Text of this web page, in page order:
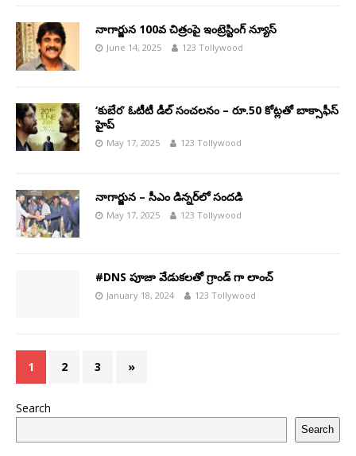
నాగార్జున 100వ చిత్రంపై ఇంట్రెస్టింగ్ న్యూస్
June 14, 2025 123 Tollywood
‘కుబేర’ ఓటీటీ డీల్ సంచలనం – రూ.50 కోట్లతో బాక్సాఫీస్
హైప్
May 17, 2025 123 Tollywood
నాగార్జున – సీఎం డిన్నర్‌లో సందడి
May 17, 2025 123 Tollywood
#DNS పూజా వేడుకలతో గ్రాండ్ గా లాంచ్
January 18, 2024 123 Tollywood
1 2 3 »
Search
Search